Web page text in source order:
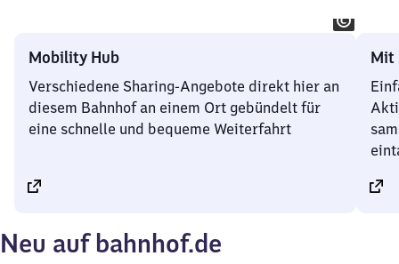
Mobility Hub
Verschiedene Sharing-Angebote direkt hier an
diesem Bahnhof an einem Ort gebündelt für
eine schnelle und bequeme Weiterfahrt
Mit
Neu auf bahnhof.de